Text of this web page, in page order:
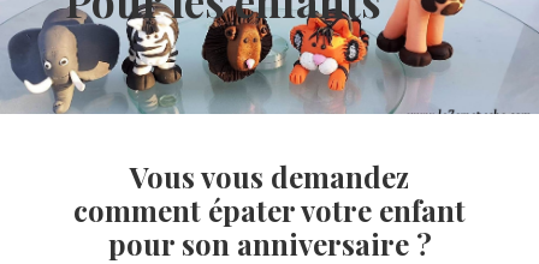
Vous vous demandez
comment épater votre enfant
pour son anniversaire ?